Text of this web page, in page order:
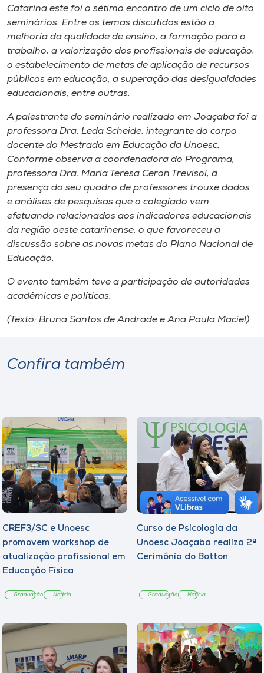
A+
A-
Catarina este foi o sétimo encontro de um ciclo de oito
seminários. Entre os temas discutidos estão a
melhoria da qualidade de ensino, a formação para o
trabalho, a valorização dos profissionais de educação,
o estabelecimento de metas de aplicação de recursos
públicos em educação, a superação das desigualdades
educacionais, entre outras.
A palestrante do seminário realizado em Joaçaba foi a
professora Dra. Leda Scheide, integrante do corpo
docente do Mestrado em Educação da Unoesc.
Conforme observa a coordenadora do Programa,
professora Dra. Maria Teresa Ceron Trevisol, a
presença do seu quadro de professores trouxe dados
e análises de pesquisas que o colegiado vem
efetuando relacionados aos indicadores educacionais
da região oeste catarinense, o que favoreceu a
discussão sobre as novas metas do Plano Nacional de
Educação.
O evento também teve a participação de autoridades
acadêmicas e políticas.
(Texto: Bruna Santos de Andrade e Ana Paula Maciel)
Confira também
CREF3/SC e Unoesc
promovem workshop de
atualização profissional em
Educação Física
Graduação Notícia
Curso de Psicologia da
Unoesc Joaçaba realiza 2ª
Cerimônia do Botton
Graduação Notícia